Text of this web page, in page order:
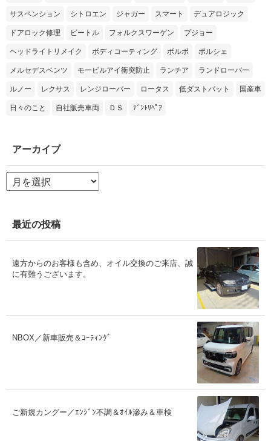
サスペンション シトロエン ジャガー スマート デュアロジック
ドアロック修理 ビートル フォルクスワーゲン プジョー
ヘッドライトリメイク ボディコーティング ボルボ ポルシェ
メルセデスベンツ モービルアイ衝突防止 ランチア ランドローバー
ルノー レクサス レンジローバー ロータス 低ダストパット 国産車
日々のこと 自社販売車両 ＤＳ ﾃﾞﾝﾄﾘﾍﾟｱ
アーカイブ
ア
ー
ブ
最近の投稿
遠方からのお客様も含め、オイル交換のご来店、誠
に有難うございます。
NBOX／新車販売＆ｺｰﾃｨﾝｸﾞ
ご新規カングー／ｴﾝｼﾞﾝ不調＆ｵｲﾙ滲み＆車検